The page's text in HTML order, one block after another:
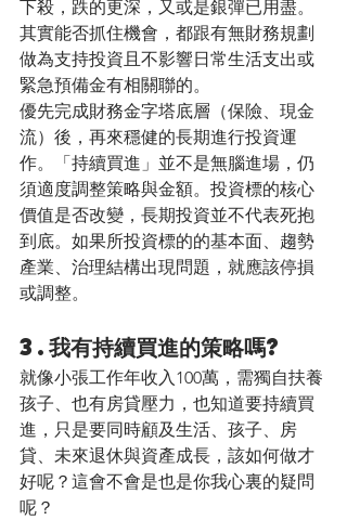
下殺，跌的更深，又或是銀彈已用盡。
其實能否抓住機會，都跟有無財務規劃
做為支持投資且不影響日常生活支出或
緊急預備金有相關聯的。
優先完成財務金字塔底層（保險、現金
流）後，再來穩健的長期進行投資運
作。「持續買進」並不是無腦進場，仍
須適度調整策略與金額。投資標的核心
價值是否改變，長期投資並不代表死抱
到底。如果所投資標的的基本面、趨勢
產業、治理結構出現問題，就應該停損
或調整。
3.我有持續買進的策略嗎?
就像小張工作年收入100萬，需獨自扶養
孩子、也有房貸壓力，也知道要持續買
進，只是要同時顧及生活、孩子、房
貸、未來退休與資產成長，該如何做才
好呢？這會不會是也是你我心裏的疑問
呢？